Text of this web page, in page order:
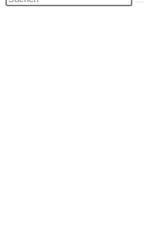
umschalten